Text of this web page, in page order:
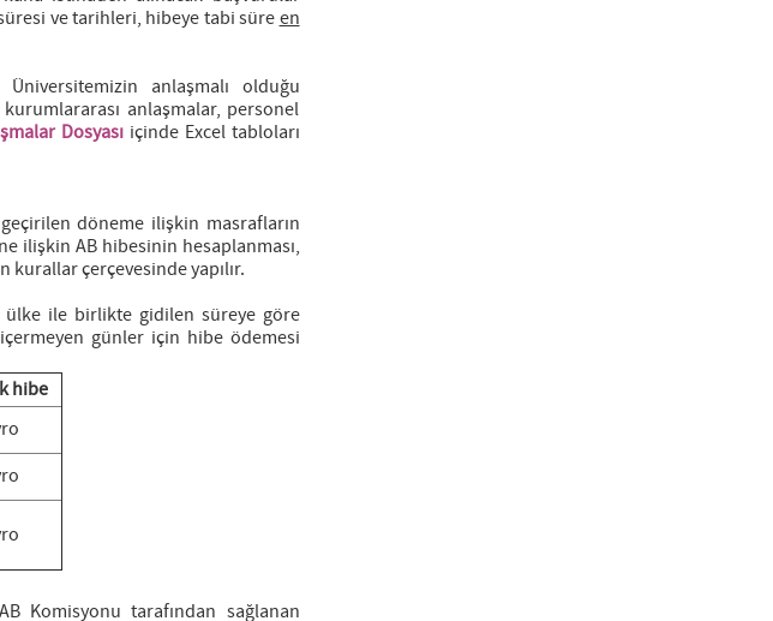
ve tarihleri, hibeye tabi süreen
anlaşmalı olduğu
anlaşmalar, personel
Dosyası içinde Excel tabloları
döneme ilişkin masrafların
ilişkin AB hibesinin hesaplanması,
kurallar çerçevesinde yapılır.
ile birlikte gidilen süreye göre
günler için hibe ödemesi
hibe
Komisyonu tarafından sağlanan